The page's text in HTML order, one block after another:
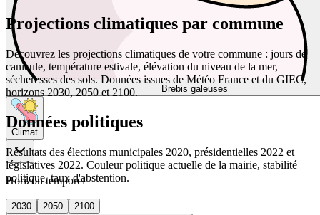
Brebis galeuses
Climat
Horizon temporel
2030 2050
2100
Projections climatiques par commune
Découvrez les projections climatiques de votre commune : jours de
canicule, température estivale, élévation du niveau de la mer,
sécheresses des sols. Données issues de Météo France et du GIEC,
horizons 2030, 2050 et 2100.
Données politiques
Résultats des élections municipales 2020, présidentielles 2022 et
législatives 2022. Couleur politique actuelle de la mairie, stabilité
politique, taux d'abstention.